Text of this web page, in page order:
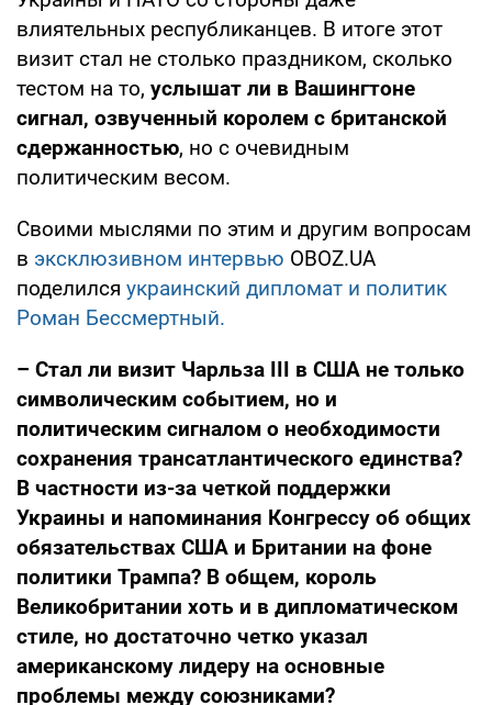
влиятельных республиканцев. В итоге этот
визит стал не столько праздником, сколько
тестом на то, услышат ли в Вашингтоне
сигнал, озвученный королем с британской
сдержанностью, но с очевидным
политическим весом.
Своими мыслями по этим и другим вопросам
в эксклюзивном интервью OBOZ.UA
поделился украинский дипломат и политик
Роман Бессмертный.
– Стал ли визит Чарльза III в США не только
символическим событием, но и
политическим сигналом о необходимости
сохранения трансатлантического единства?
В частности из-за четкой поддержки
Украины и напоминания Конгрессу об общих
обязательствах США и Британии на фоне
политики Трампа? В общем, король
Великобритании хоть и в дипломатическом
стиле, но достаточно четко указал
американскому лидеру на основные
проблемы между союзниками?